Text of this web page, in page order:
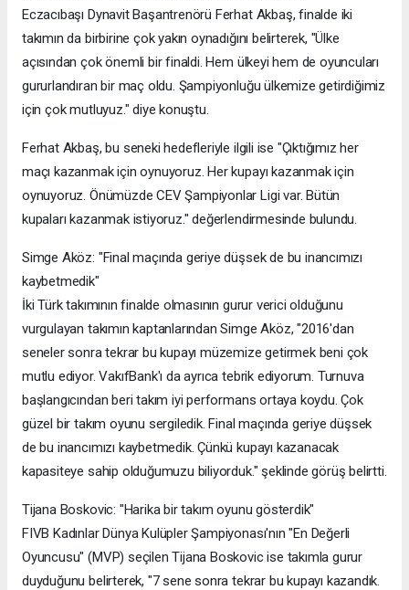
Eczacıbaşı Dynavit Başantrenörü Ferhat Akbaş, finalde iki
takımın da birbirine çok yakın oynadığını belirterek, "Ülke
açısından çok önemli bir finaldi. Hem ülkeyi hem de oyuncuları
gururlandıran bir maç oldu. Şampiyonluğu ülkemize getirdiğimiz
için çok mutluyuz." diye konuştu.
Ferhat Akbaş, bu seneki hedefleriyle ilgili ise "Çıktığımız her
maçı kazanmak için oynuyoruz. Her kupayı kazanmak için
oynuyoruz. Önümüzde CEV Şampiyonlar Ligi var. Bütün
kupaları kazanmak istiyoruz." değerlendirmesinde bulundu.
Simge Aköz: "Final maçında geriye düşsek de bu inancımızı
kaybetmedik"
İki Türk takımının finalde olmasının gurur verici olduğunu
vurgulayan takımın kaptanlarından Simge Aköz, "2016'dan
seneler sonra tekrar bu kupayı müzemize getirmek beni çok
mutlu ediyor. VakıfBank'ı da ayrıca tebrik ediyorum. Turnuva
başlangıcından beri takım iyi performans ortaya koydu. Çok
güzel bir takım oyunu sergiledik. Final maçında geriye düşsek
de bu inancımızı kaybetmedik. Çünkü kupayı kazanacak
kapasiteye sahip olduğumuzu biliyorduk." şeklinde görüş belirtti.
Tijana Boskovic: "Harika bir takım oyunu gösterdik"
FIVB Kadınlar Dünya Kulüpler Şampiyonası'nın "En Değerli
Oyuncusu" (MVP) seçilen Tijana Boskovic ise takımla gurur
duyduğunu belirterek, "7 sene sonra tekrar bu kupayı kazandık.